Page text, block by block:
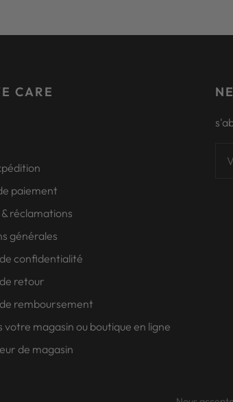
CARE
paiement
réclamations
générales
confidentialité
retour
remboursement
votre magasin ou boutique en ligne
de magasin